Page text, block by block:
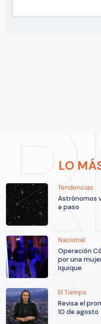
LO
Tendencias
Astrónomos
a paso
Nacional
Operación
por una
Iquique
El Tiempo
Revisa el
10 de agosto